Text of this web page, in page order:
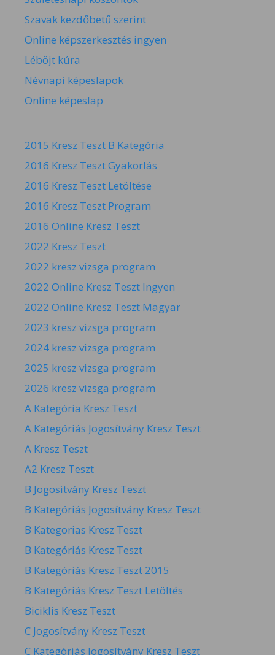
Szavak kezdőbetű szerint
Online képszerkesztés ingyen
Léböjt kúra
Névnapi képeslapok
Online képeslap
2015 Kresz Teszt B Kategória
2016 Kresz Teszt Gyakorlás
2016 Kresz Teszt Letöltése
2016 Kresz Teszt Program
2016 Online Kresz Teszt
2022 Kresz Teszt
2022 kresz vizsga program
2022 Online Kresz Teszt Ingyen
2022 Online Kresz Teszt Magyar
2023 kresz vizsga program
2024 kresz vizsga program
2025 kresz vizsga program
2026 kresz vizsga program
A Kategória Kresz Teszt
A Kategóriás Jogosítvány Kresz Teszt
A Kresz Teszt
A2 Kresz Teszt
B Jogositvány Kresz Teszt
B Kategóriás Jogosítvány Kresz Teszt
B Kategorias Kresz Teszt
B Kategóriás Kresz Teszt
B Kategóriás Kresz Teszt 2015
B Kategóriás Kresz Teszt Letöltés
Biciklis Kresz Teszt
C Jogosítvány Kresz Teszt
C Kategóriás Jogosítvány Kresz Teszt